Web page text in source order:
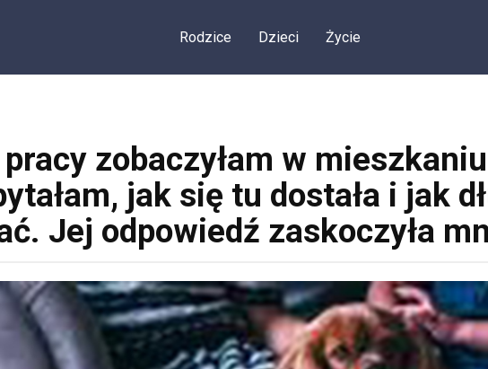
Rodzice Dzieci Życie
zobaczyłam w
jak się tu dostała i jak
Jej odpowiedź zaskoczyła